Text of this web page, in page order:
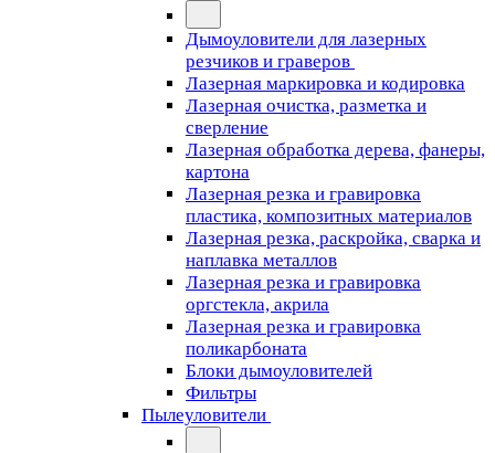
Дымоуловители для лазерных
резчиков и граверов
Лазерная маркировка и кодировка
Лазерная очистка, разметка и
сверление
Лазерная обработка дерева, фанеры,
картона
Лазерная резка и гравировка
пластика, композитных материалов
Лазерная резка, раскройка, сварка и
наплавка металлов
Лазерная резка и гравировка
оргстекла, акрила
Лазерная резка и гравировка
поликарбоната
Блоки дымоуловителей
Фильтры
Пылеуловители